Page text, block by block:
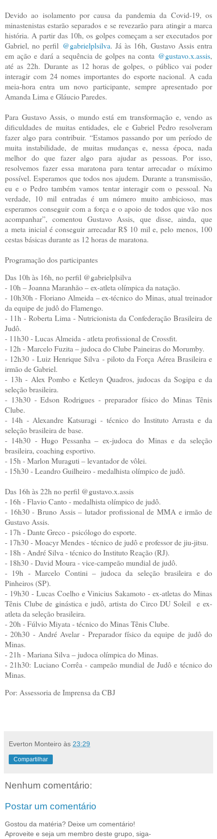
Devido ao isolamento por causa da pandemia da Covid-19, os
minastenistas estarão separados e se revezarão para atingir a marca
história. A partir das 10h, os golpes começam a ser executados por
Gabriel, no perfil @gabrielplsilva. Já às 16h, Gustavo Assis entra
em ação e dará a sequência de golpes na conta @gustavo.x.assis,
até as 22h. Durante as 12 horas de golpes, o público vai poder
interagir com 24 nomes importantes do esporte nacional. A cada
meia-hora entra um novo participante, sempre apresentado por
Amanda Lima e Gláucio Paredes.
Para Gustavo Assis, o mundo está em transformação e, vendo as
dificuldades de muitas entidades, ele e Gabriel Pedro resolveram
fazer algo para contribuir. “Estamos passando por um período de
muita instabilidade, de muitas mudanças e, nessa época, nada
melhor do que fazer algo para ajudar as pessoas. Por isso,
resolvemos fazer essa maratona para tentar arrecadar o máximo
possível. Esperamos que todos nos ajudem. Durante a transmissão,
eu e o Pedro também vamos tentar interagir com o pessoal. Na
verdade, 10 mil entradas é um número muito ambicioso, mas
esperamos conseguir com a força e o apoio de todos que vão nos
acompanhar”, comentou Gustavo Assis, que disse, ainda, que
a meta inicial é conseguir arrecadar R$ 10 mil e, pelo menos, 100
cestas básicas durante as 12 horas de maratona.
Programação dos participantes
Das 10h às 16h, no perfil @gabrielplsilva
- 10h – Joanna Maranhão – ex-atleta olímpica da natação.
- 10h30h - Floriano Almeida – ex-técnico do Minas, atual treinador
da equipe de judô do Flamengo.
- 11h - Roberta Lima - Nutricionista da Confederação Brasileira de
Judô.
- 11h30 - Lucas Almeida - atleta profissional de Crossfit.
- 12h - Marcelo Fuzita – judoca do Clube Paineiras do Morumby.
- 12h30 - Luiz Henrique Silva - piloto da Força Aérea Brasileira e
irmão de Gabriel.
- 13h - Alex Pombo e Ketleyn Quadros, judocas da Sogipa e da
seleção brasileira.
- 13h30 - Edson Rodrigues - preparador físico do Minas Tênis
Clube.
- 14h - Alexandre Katsuragi - técnico do Instituto Arrasta e da
seleção brasileira de base.
- 14h30 - Hugo Pessanha – ex-judoca do Minas e da seleção
brasileira, coaching esportivo.
- 15h - Marlon Muraguti – levantador de vôlei.
- 15h30 - Leandro Guilheiro - medalhista olímpico de judô.
Das 16h às 22h no perfil @gustavo.x.assis
- 16h - Flavio Canto - medalhista olímpico de judô.
- 16h30 - Bruno Assis – lutador profissional de MMA e irmão de
Gustavo Assis.
- 17h - Dante Greco - psicólogo do esporte.
- 17h30 - Moacyr Mendes - técnico de judô e professor de jiu-jitsu.
- 18h - André Silva - técnico do Instituto Reação (RJ).
- 18h30 - David Moura - vice-campeão mundial de judô.
- 19h - Marcelo Contini – judoca da seleção brasileira e do
Pinheiros (SP).
- 19h30 - Lucas Coelho e Vinicius Sakamoto - ex-atletas do Minas
Tênis Clube de ginástica e judô, artista do Circo DU Soleil e ex-
atleta da seleção brasileira.
- 20h - Fúlvio Miyata - técnico do Minas Tênis Clube.
- 20h30 - André Avelar - Preparador físico da equipe de judô do
Minas.
- 21h - Mariana Silva – judoca olímpica do Minas.
- 21h30: Luciano Corrêa - campeão mundial de Judô e técnico do
Minas.
Por: Assessoria de Imprensa da CBJ
Everton Monteiro às 23:29
Compartilhar
Nenhum comentário:
Postar um comentário
Gostou da matéria? Deixe um comentário!
Aproveite e seja um membro deste grupo, siga-